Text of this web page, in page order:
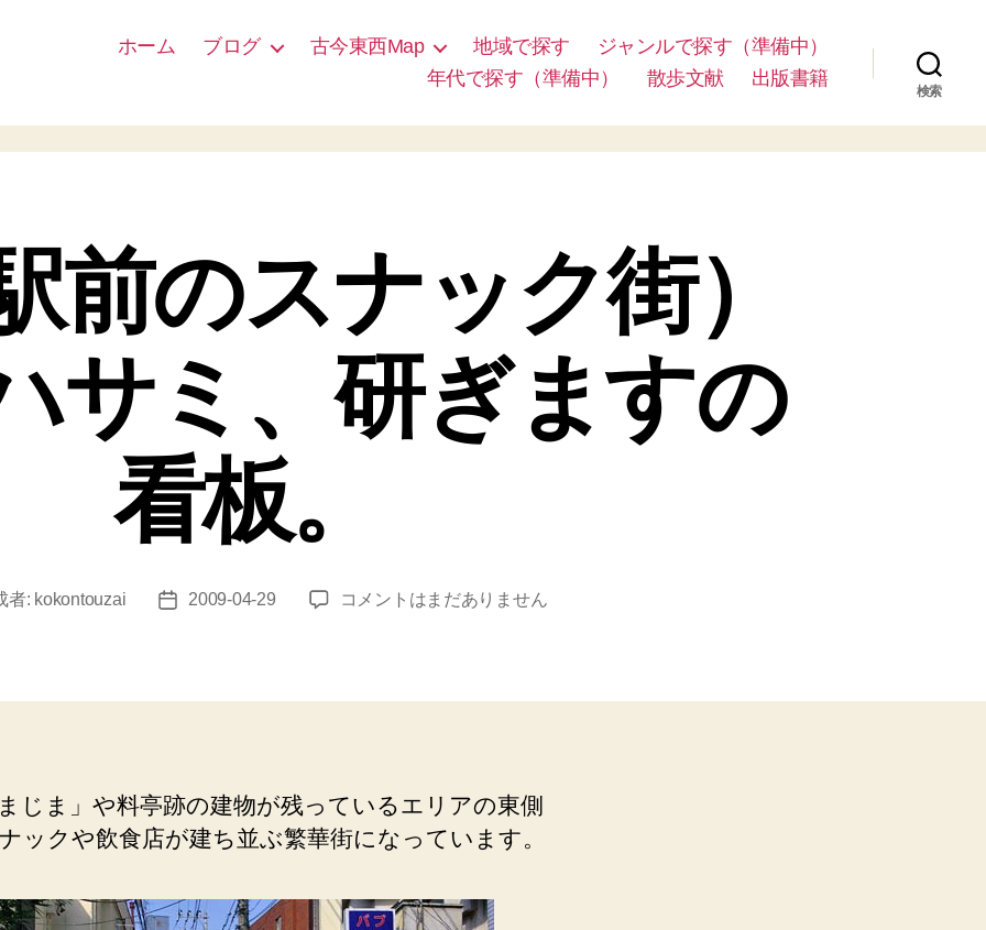
ホーム ブログ 古今東西Map 地域で探す
ジャンルで探す（準備中）
年代で探す（準備中）
散歩文献 出版書籍
検索
前のスナック街）
サミ、研ぎますの
看板。
者: kokontouzai
投
2009-04-29
平
の
ク
街）
ハ
コメントはまだありません
じま」や料亭跡の建物が残っているエリアの東側
ックや飲食店が建ち並ぶ繁華街になっています。